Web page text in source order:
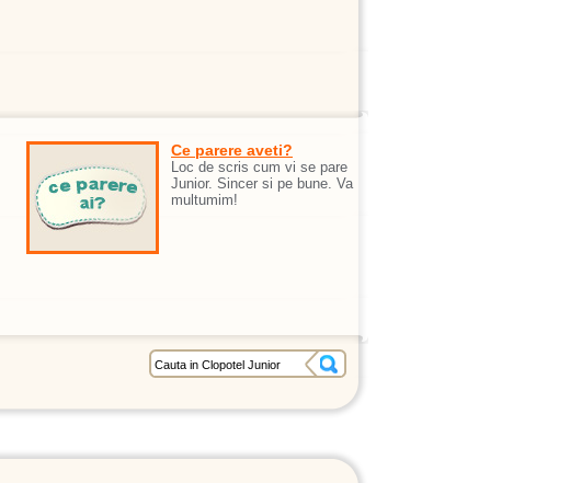
Ce parere aveti?
Loc de scris cum vi se pare
Junior. Sincer si pe bune. Va
multumim!